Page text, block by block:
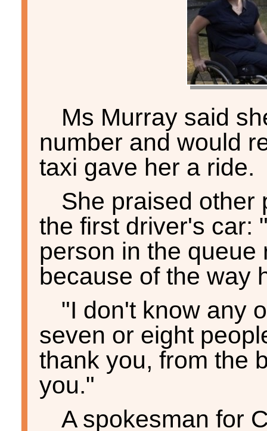
Ms Murray said
number and would
taxi gave her a ride.
She praised other
the first driver's car:
person in the queue
because of the way
"I don't know any
seven or eight
thank you, from the
you."
A spokesman for